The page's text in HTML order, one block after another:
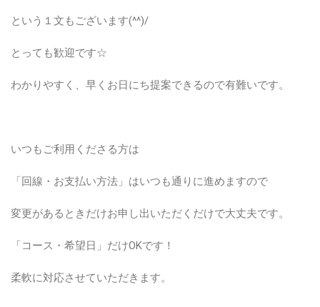
という１文もございます(^^)/
とっても歓迎です☆
わかりやすく、早くお日にち提案できるので有難いです。
いつもご利用くださる方は
「回線・お支払い方法」はいつも通りに進めますので
変更があるときだけお申し出いただくだけで大丈夫です。
「コース・希望日」だけOKです！
柔軟に対応させていただきます。